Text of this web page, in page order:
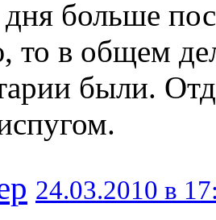
дня больше
то в общем
были.
24.03.2010 в